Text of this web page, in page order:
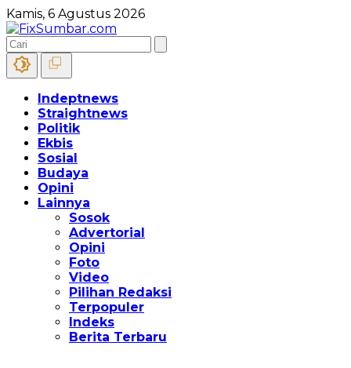
Kamis, 6 Agustus 2026
Indeptnews
Straightnews
Politik
Ekbis
Sosial
Budaya
Opini
Lainnya
Sosok
Advertorial
Opini
Foto
Video
Pilihan Redaksi
Terpopuler
Indeks
Berita Terbaru